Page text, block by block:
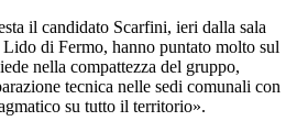
il candidato Scarfini, ieri dalla sala
di Fermo, hanno puntato molto sul
nella compattezza del gruppo,
tecnica nelle sedi comunali con
su tutto il territorio».